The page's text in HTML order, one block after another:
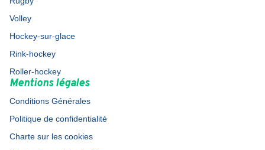
Volley
Hockey-sur-glace
Rink-hockey
Roller-hockey
Mentions légales
Conditions Générales
Politique de confidentialité
Charte sur les cookies